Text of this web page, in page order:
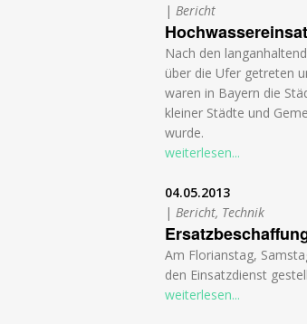
| Bericht
Nach den
über die Ufer getreten
waren in Bayern die
kleiner Städte und
wurde.
weiterlesen...
04.05.2013
| Bericht, Technik
Am Florianstag,
den Einsatzdienst
weiterlesen...